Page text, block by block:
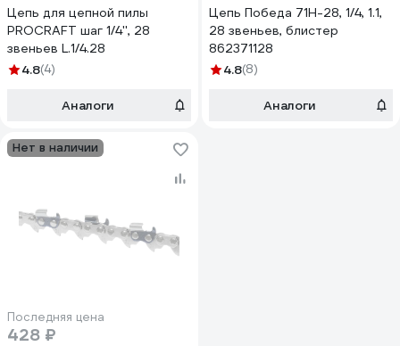
Цепь для цепной пилы
PROCRAFT шаг 1/4'', 28
звеньев L.1/4.28
4.8(4)
Аналоги
Цепь Победа 71Н-28, 1/4, 1.1,
28 звеньев, блистер
862371128
4.8(8)
Аналоги
Нет в наличии
Последняя цена
428 ₽